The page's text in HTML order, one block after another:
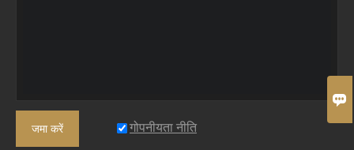
जमा करें गोपनीयता नीति
